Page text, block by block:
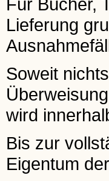
Lieferung
Soweit
wird
Bis zur
Eigentum